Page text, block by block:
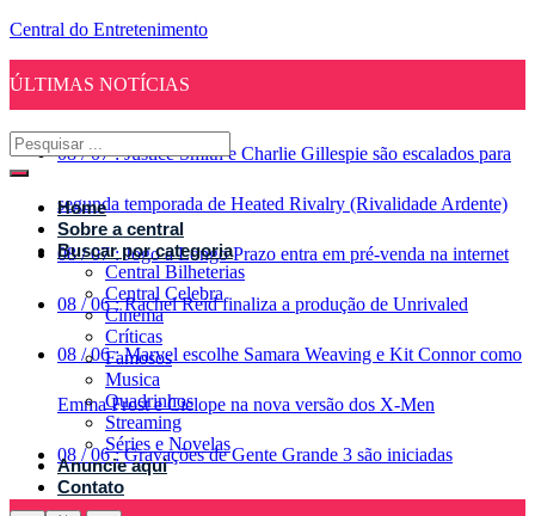
Central do Entretenimento
ÚLTIMAS NOTÍCIAS
08 / 07 : Justice Smith e Charlie Gillespie são escalados para
segunda temporada de Heated Rivalry (Rivalidade Ardente)
08 / 07 : Jogo a Longo Prazo entra em pré-venda na internet
08 / 06 : Rachel Reid finaliza a produção de Unrivaled
08 / 06 : Marvel escolhe Samara Weaving e Kit Connor como
Emma Frost e Ciclope na nova versão dos X-Men
08 / 06 : Gravações de Gente Grande 3 são iniciadas
Home
Sobre a central
Buscar por categoria
Central Bilheterias
Central Celebra
Cinema
Críticas
Famosos
Musica
Quadrinhos
Streaming
Séries e Novelas
Anuncie aqui
Contato